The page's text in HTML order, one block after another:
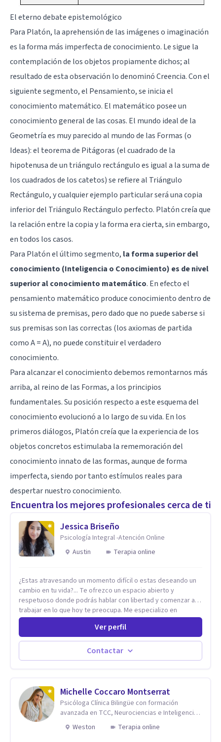
El eterno debate epistemológico
Para Platón, la aprehensión de las imágenes o imaginación
es la forma más imperfecta de conocimiento. Le sigue la
contemplación de los objetos propiamente dichos; al
resultado de esta observación lo denominó Creencia. Con el
siguiente segmento, el Pensamiento, se inicia el
conocimiento matemático. El matemático posee un
conocimiento general de las cosas. El mundo ideal de la
Geometría es muy parecido al mundo de las Formas (o
Ideas): el teorema de Pitágoras (el cuadrado de la
hipotenusa de un triángulo rectángulo es igual a la suma de
los cuadrados de los catetos) se refiere al Triángulo
Rectángulo, y cualquier ejemplo particular será una copia
inferior del Triángulo Rectángulo perfecto. Platón creía que
la relación entre la copia y la forma era cierta, sin embargo,
en todos los casos.
Para Platón el último segmento, la forma superior del
conocimiento (Inteligencia o Conocimiento) es de nivel
superior al conocimiento matemático. En efecto el
pensamiento matemático produce conocimiento dentro de
su sistema de premisas, pero dado que no puede saberse si
sus premisas son las correctas (los axiomas de partida
como A = A), no puede constituir el verdadero
conocimiento.
Para alcanzar el conocimiento debemos remontarnos más
arriba, al reino de las Formas, a los principios
fundamentales. Su posición respecto a este esquema del
conocimiento evolucionó a lo largo de su vida. En los
primeros diálogos, Platón creía que la experiencia de los
objetos concretos estimulaba la rememoración del
conocimiento innato de las formas, aunque de forma
imperfecta, siendo por tanto estímulos reales para
despertar nuestro conocimiento.
Encuentra los mejores profesionales cerca de ti
Jessica Briseño
Psicología Integral -Atención Online
Austin
Terapia online
¿Estas atravesando un momento difícil o estas deseando un
cambio en tu vida?... Te ofrezco un espacio abierto y
respetuoso donde podrás hablar con libertad y comenzar a
trabajar en lo que hoy te preocupa. Me especializo en
Trastornos de Ansiedad y a lo largo de mi experiencia
profesional he acompañado a muchas Familias y Parejas con
distintas problemáticas como el manejo del estrés,
Autoestima, Gestión de la Ira, Depresión, Retos en la Crianza,
Codependencia, Celos, entre otros. Cuento con más de 12
Adolescentes y Adultos
Ver perfil
Contactar
Michelle Coccaro Montserrat
Psicóloga Clínica Bilingüe con formación
avanzada en TCC, Neurociencias e Inteligencia
Emocional.
Weston Terapia online